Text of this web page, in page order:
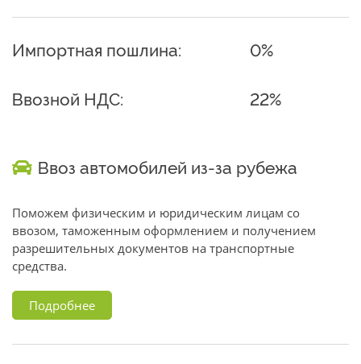
Импортная пошлина: 0%
Ввозной НДС: 22%
Ввоз автомобилей из-за рубежа
Поможем физическим и юридическим лицам со
ввозом, таможенным оформлением и получением
разрешительных документов на транспортные
средства.
Подробнее